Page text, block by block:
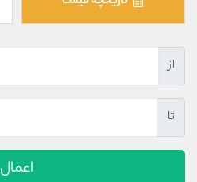
از
تا
اعمال